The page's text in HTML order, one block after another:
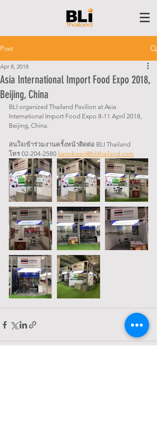
Post
Asia International Import Food Expo 2018,
Beijing, China
Apr 8, 2018
BLI organized Thailand Pavilion at Asia
International Import Food Expo 8-11 April 2018,
Beijing, China.
สนใจเข้าร่วมงานครั้งหน้าติดต่อ BLI Thailand
โทร 02-204-2580 kanokwan@blithailand.com